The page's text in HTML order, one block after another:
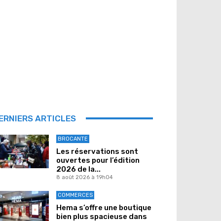
ARTICLES
BROCANTE
Les réservations sont
ouvertes pour l’édition
2026 de la...
8 août 2026 à 19h04
COMMERCES
Hema s’offre une boutique
bien plus spacieuse dans